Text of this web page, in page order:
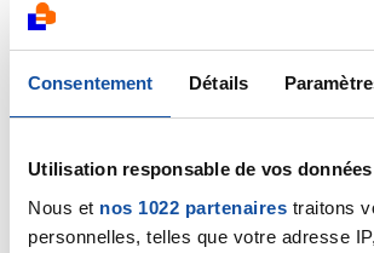
Consentement Détails
Utilisation responsable de vos données
Nous et nos 1022 partenaires traitons
personnelles, telles que votre adresse
22/07/